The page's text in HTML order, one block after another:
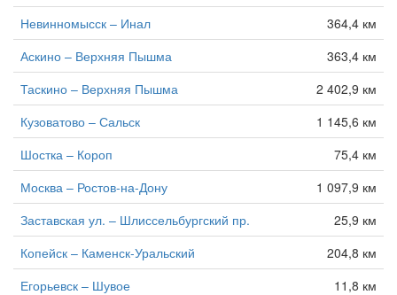
Невинномысск – Инал
364,4 км
Аскино – Верхняя Пышма
363,4 км
Таскино – Верхняя Пышма
2 402,9 км
Кузоватово – Сальск
1 145,6 км
Шостка – Короп
75,4 км
Москва – Ростов-на-Дону
1 097,9 км
Заставская ул. – Шлиссельбургский пр.
25,9 км
Копейск – Каменск-Уральский
204,8 км
Егорьевск – Шувое
11,8 км